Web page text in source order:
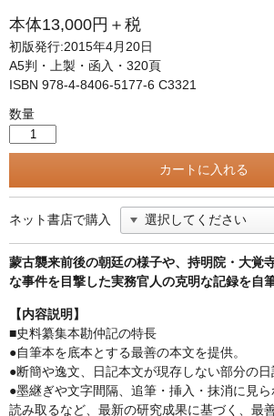
本体13,000円＋税
初版発行:2015年4月20日
A5判・上製・函入・320頁
ISBN 978-4-8406-5177-6 C3321
数量
ネット書店で購入
蒙古襲来前後の朝廷の様子や、持明院・大覚
な事件を目撃した実務官人の克明な記録を自
【内容説明】
■史料纂集本勘仲記の特長
●自筆本を底本とする最善の本文を提供。
●断簡や逸文、日記本文が現存しない部分の日
●墨継ぎや文字間隔、追筆・挿入・抹消に見
読み取るなど、最新の研究成果に基づく、最